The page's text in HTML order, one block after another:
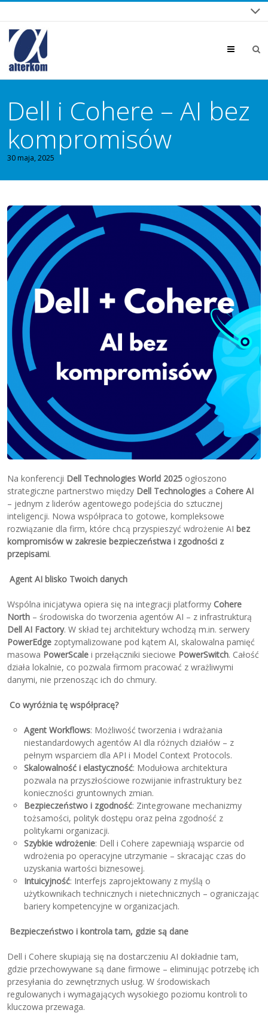
Menu
Dell i Cohere – AI bez
kompromisów
30 maja, 2025
Na konferencji Dell Technologies World 2025 ogłoszono
strategiczne partnerstwo między Dell Technologies a Cohere AI
– jednym z liderów agentowego podejścia do sztucznej
inteligencji. Nowa współpraca to gotowe, kompleksowe
rozwiązanie dla firm, które chcą przyspieszyć wdrożenie AIbez
kompromisów w zakresie bezpieczeństwa i zgodności z
przepisami.
Agent AI blisko Twoich danych
Wspólna inicjatywa opiera się na integracji platformy Cohere
North – środowiska do tworzenia agentów AI – z infrastrukturą
Dell AI Factory. W skład tej architektury wchodzą m.in. serwery
PowerEdge zoptymalizowane pod kątem AI, skalowalna pamięć
masowa PowerScale i przełączniki sieciowe PowerSwitch. Całość
działa lokalnie, co pozwala firmom pracować z wrażliwymi
danymi, nie przenosząc ich do chmury.
Co wyróżnia tę współpracę?
Agent Workflows: Możliwość tworzenia i wdrażania
niestandardowych agentów AI dla różnych działów – z
pełnym wsparciem dla API i Model Context Protocols.
Skalowalność i elastyczność: Modułowa architektura
pozwala na przyszłościowe rozwijanie infrastruktury bez
konieczności gruntownych zmian.
Bezpieczeństwo i zgodność: Zintegrowane mechanizmy
tożsamości, polityk dostępu oraz pełna zgodność z
politykami organizacji.
Szybkie wdrożenie: Dell i Cohere zapewniają wsparcie od
wdrożenia po operacyjne utrzymanie – skracając czas do
uzyskania wartości biznesowej.
Intuicyjność: Interfejs zaprojektowany z myślą o
użytkownikach technicznych i nietechnicznych – ograniczając
bariery kompetencyjne w organizacjach.
Bezpieczeństwo i kontrola tam, gdzie są dane
Dell i Cohere skupiają się na dostarczeniu AI dokładnie tam,
gdzie przechowywane są dane firmowe – eliminując potrzebę ich
przesyłania do zewnętrznych usług. W środowiskach
regulowanych i wymagających wysokiego poziomu kontroli to
kluczowa przewaga.